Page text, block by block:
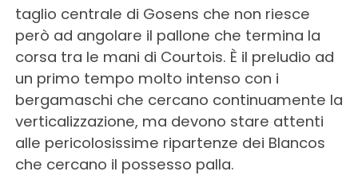
taglio centrale di Gosens che non riesce
però ad angolare il pallone che termina la
corsa tra le mani di Courtois. È il preludio ad
un primo tempo molto intenso con i
bergamaschi che cercano continuamente la
verticalizzazione, ma devono stare attenti
alle pericolosissime ripartenze dei Blancos
che cercano il possesso palla.